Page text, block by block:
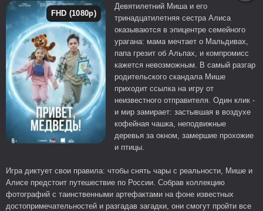
FHD (1080p)
Девятилетний Миша и его
тринадцатилетняя сестра Алиса
оказываются в эпицентре семейного
урагана: мама мечтает о Мальдивах,
папа грезит об Альпах, и компромисс
кажется невозможным. В самый разгар
родительского скандала Мише
приходит ссылка на игру от
неизвестного отправителя. Один клик -
и мир замирает: застывшая в воздухе
кофейная чашка, неподвижные
деревья за окном, замершие прохожие
и птицы.
Игра диктует свои правила: чтобы снять чары с реальности, Мише и
Алисе предстоит путешествие по России. Собрав коллекцию
фотографий с таинственными артефактами на фоне известных
достопримечательностей и разгадав загадки, они смогут пройти все